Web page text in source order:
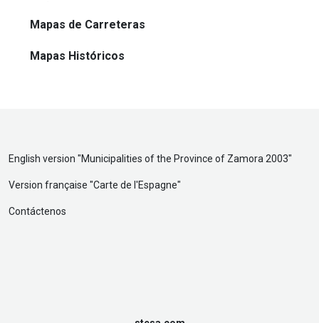
Mapas de Carreteras
Mapas Históricos
English version "Municipalities of the Province of Zamora 2003"
Version française "Carte de l'Espagne"
Contáctenos